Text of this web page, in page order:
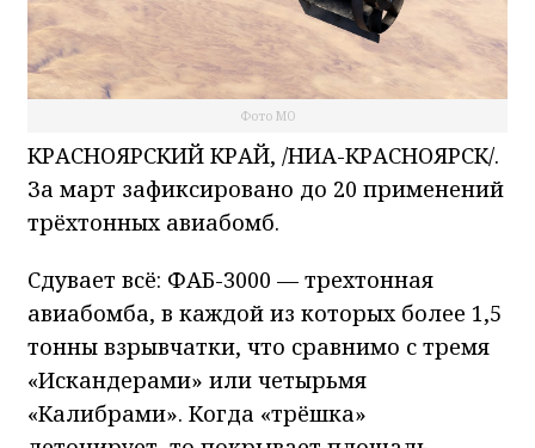
Фото МО
КРАСНОЯРСКИЙ КРАЙ, /НИА-КРАСНОЯРСК/.
За март зафиксировано до 20 применений
трёхтонных авиабомб.
Сдувает всё: ФАБ-3000 — трехтонная
авиабомба, в каждой из которых более 1,5
тонны взрывчатки, что сравнимо с тремя
«Искандерами» или четырьмя
«Калибрами». Когда «трёшка»